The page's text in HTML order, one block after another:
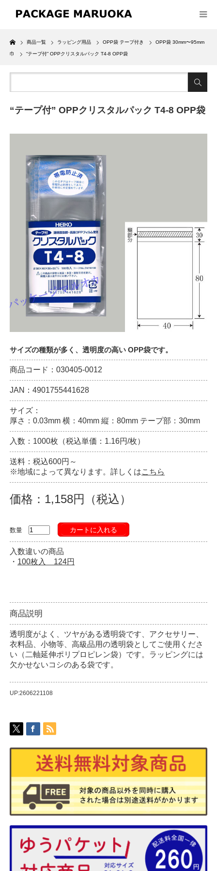
Home
商品一覧 ラッピング用品 OPP袋 テープ付き OPP袋 30mm〜95mm
巾 “テープ付” OPPクリスタルパック T4-8 OPP袋
“テープ付” OPPクリスタルパック T4-8 OPP袋
サイズの種類が多く、透明度の高い OPP袋です。
商品コード：030405-0012
JAN：4901755441628
サイズ：
厚さ：0.03mm 横：40mm 縦：80mm テープ部：30mm
入数：1000枚（税込単価：1.16円/枚）
送料：税込600円～
※地域によって異なります。詳しくはこちら
価格：1,158円（税込）
数量 カートに入れる
入数違いの商品
・ 100枚入 124円
商品説明
透明度がよく、ツヤがある透明袋です、アクセサリー、
衣料品、小物等、高級品用の透明袋としてご使用くださ
い（二軸延伸ポリプロピレン袋）です。ラッピングには
欠かせないコシのある袋です。
UP:2606221108